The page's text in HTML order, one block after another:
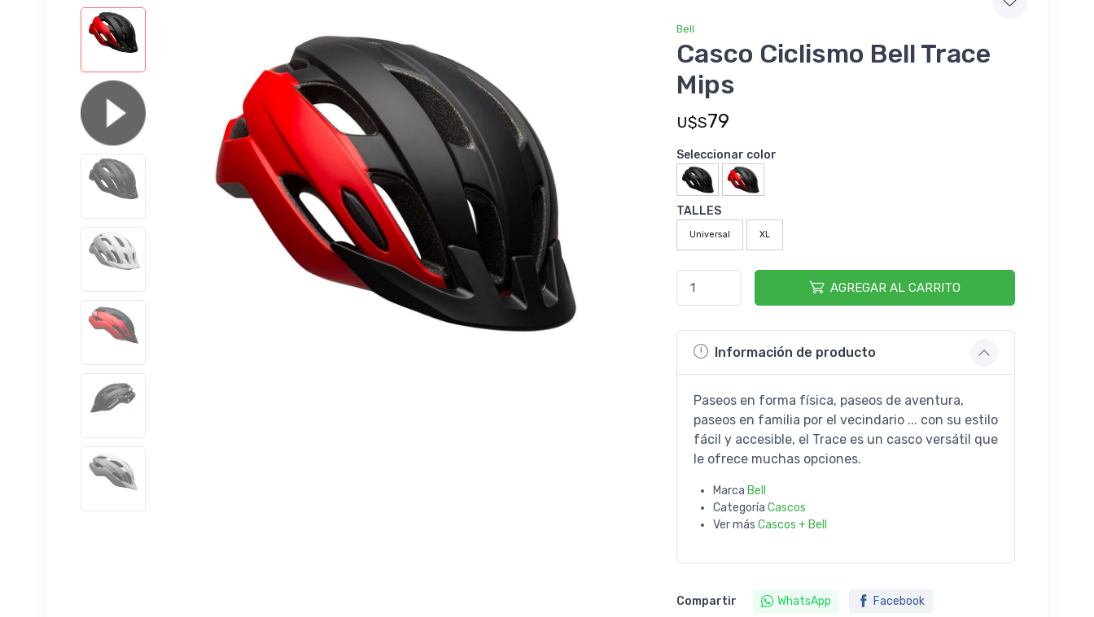
Bell
Casco Ciclismo Bell Trace
Mips
U$S79
Seleccionar color
TALLES
Universal XL
AGREGAR AL CARRITO
Información de producto
Paseos en forma física, paseos de aventura,
paseos en familia por el vecindario ... con su estilo
fácil y accesible, el Trace es un casco versátil que
le ofrece muchas opciones.
Marca Bell
Categoría Cascos
Ver más Cascos + Bell
Compartir WhatsApp Facebook